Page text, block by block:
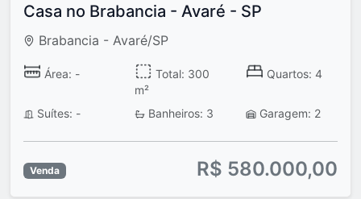
Casa no Brabancia - Avaré - SP
Brabancia - Avaré/SP
Área: -
Total: 300
m²
Quartos: 4
Suítes: - Banheiros: 3 Garagem: 2
Venda R$ 580.000,00